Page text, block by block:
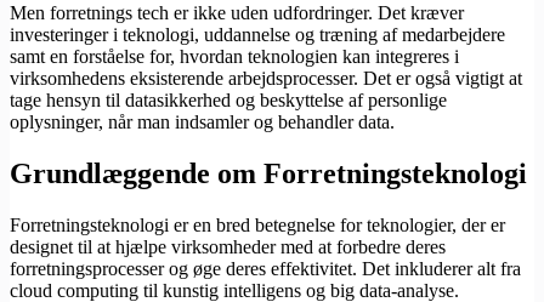
Men forretnings tech er ikke uden udfordringer. Det kræver
investeringer i teknologi, uddannelse og træning af medarbejdere
samt en forståelse for, hvordan teknologien kan integreres i
virksomhedens eksisterende arbejdsprocesser. Det er også vigtigt at
tage hensyn til datasikkerhed og beskyttelse af personlige
oplysninger, når man indsamler og behandler data.
Grundlæggende om Forretningsteknologi
Forretningsteknologi er en bred betegnelse for teknologier, der er
designet til at hjælpe virksomheder med at forbedre deres
forretningsprocesser og øge deres effektivitet. Det inkluderer alt fra
cloud computing til kunstig intelligens og big data-analyse.